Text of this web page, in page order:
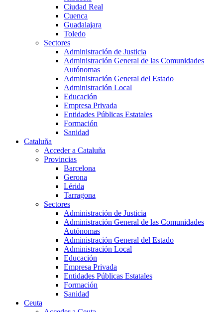
Ciudad Real
Cuenca
Guadalajara
Toledo
Sectores
Administración de Justicia
Administración General de las Comunidades
Autónomas
Administración General del Estado
Administración Local
Educación
Empresa Privada
Entidades Públicas Estatales
Formación
Sanidad
Cataluña
Acceder a Cataluña
Provincias
Barcelona
Gerona
Lérida
Tarragona
Sectores
Administración de Justicia
Administración General de las Comunidades
Autónomas
Administración General del Estado
Administración Local
Educación
Empresa Privada
Entidades Públicas Estatales
Formación
Sanidad
Ceuta